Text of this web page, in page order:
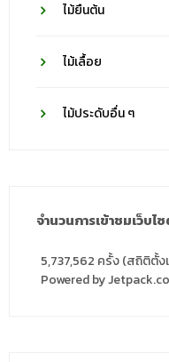
ไม้ยืนต้น
ไม้เลื้อย
ไม้ประดับอื่น ๆ
จำนวนการเข้าชมเว็บ
5,737,562 ครั้ง (สถิติตั้
Powered by